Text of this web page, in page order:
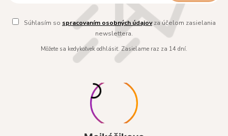
Súhlasím so spracovaním osobných údajovza účelom zasielania
newslettera.
Môžete sa kedykoľvek odhlásiť. Zasielame raz za 14 dní.